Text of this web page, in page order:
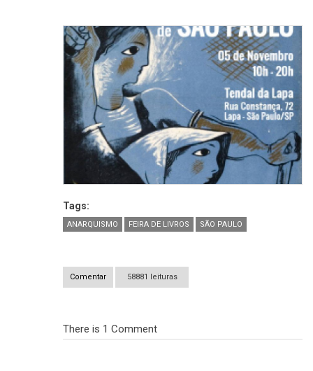
Tags:
ANARQUISMO FEIRA DE LIVROS SÃO PAULO
Comentar 58881 leituras
There is 1 Comment